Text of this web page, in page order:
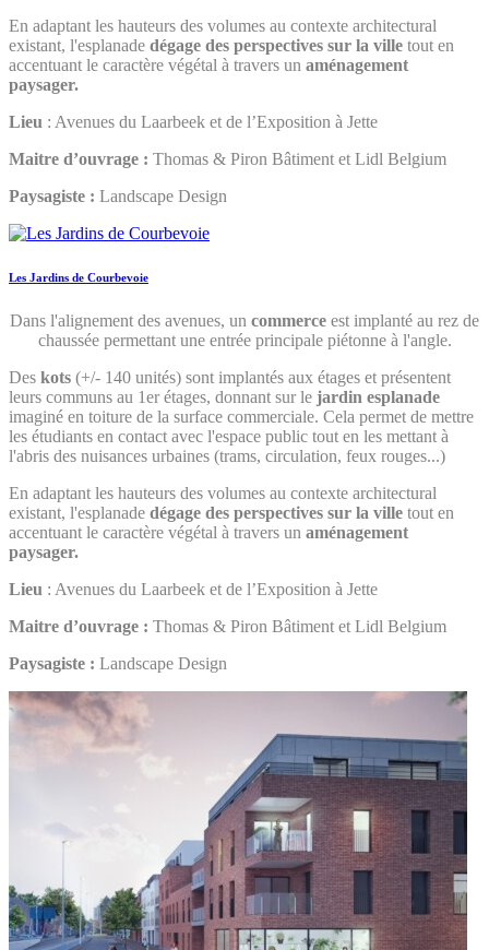
En adaptant les hauteurs des volumes au contexte architectural
existant, l'esplanade dégage des perspectives sur la ville tout en
accentuant le caractère végétal à travers un aménagement
paysager.
Lieu : Avenues du Laarbeek et de l’Exposition à Jette
Maitre d’ouvrage : Thomas & Piron Bâtiment et Lidl Belgium
Paysagiste : Landscape Design
Les Jardins de Courbevoie
Dans l'alignement des avenues, un commerce est implanté au rez de
chaussée permettant une entrée principale piétonne à l'angle.
Des kots (+/- 140 unités) sont implantés aux étages et présentent
leurs communs au 1er étages, donnant sur le jardin esplanade
imaginé en toiture de la surface commerciale. Cela permet de mettre
les étudiants en contact avec l'espace public tout en les mettant à
l'abris des nuisances urbaines (trams, circulation, feux rouges...)
En adaptant les hauteurs des volumes au contexte architectural
existant, l'esplanade dégage des perspectives sur la ville tout en
accentuant le caractère végétal à travers un aménagement
paysager.
Lieu : Avenues du Laarbeek et de l’Exposition à Jette
Maitre d’ouvrage : Thomas & Piron Bâtiment et Lidl Belgium
Paysagiste : Landscape Design